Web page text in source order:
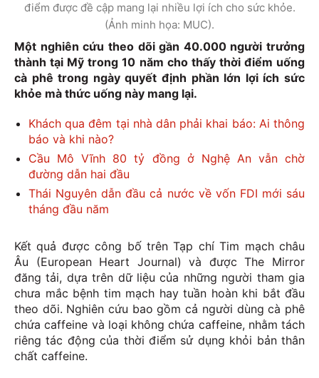
điểm được đề cập mang lại nhiều lợi ích cho sức khỏe.
(Ảnh minh họa: MUC).
Một nghiên cứu theo dõi gần 40.000 người trưởng
thành tại Mỹ trong 10 năm cho thấy thời điểm uống
cà phê trong ngày quyết định phần lớn lợi ích sức
khỏe mà thức uống này mang lại.
Khách qua đêm tại nhà dân phải khai báo: Ai thông
báo và khi nào?
Cầu Mô Vĩnh 80 tỷ đồng ở Nghệ An vẫn chờ
đường dẫn hai đầu
Thái Nguyên dẫn đầu cả nước về vốn FDI mới sáu
tháng đầu năm
Kết quả được công bố trên Tạp chí Tim mạch châu
Âu (European Heart Journal) và được The Mirror
đăng tải, dựa trên dữ liệu của những người tham gia
chưa mắc bệnh tim mạch hay tuần hoàn khi bắt đầu
theo dõi. Nghiên cứu bao gồm cả người dùng cà phê
chứa caffeine và loại không chứa caffeine, nhằm tách
riêng tác động của thời điểm sử dụng khỏi bản thân
chất caffeine.